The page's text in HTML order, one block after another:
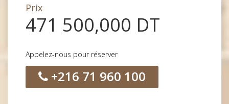
Prix
471 500,000 DT
Appelez-nous pour réserver
+216 71 960 100